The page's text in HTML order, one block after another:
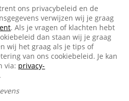
ons privacybeleid en de
verwijzen wij je graag
. Als je vragen of klachten hebt
dan staan wij je graag
wij het graag als je tips of
van ons cookiebeleid. Je kan
via: privacy-
.